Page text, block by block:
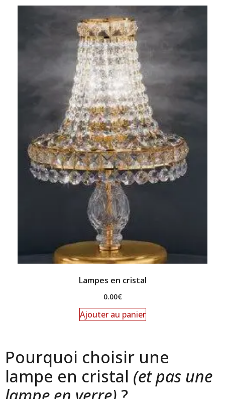
Lampes en cristal
0.00€
Ajouter au panier
Pourquoi choisir une
lampe en cristal (et pas une